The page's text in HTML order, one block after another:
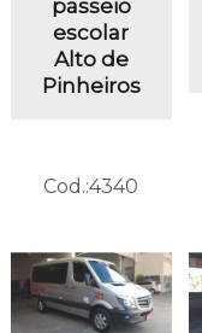
passeio
escolar
Alto de
Pinheiros
Cod.:4340